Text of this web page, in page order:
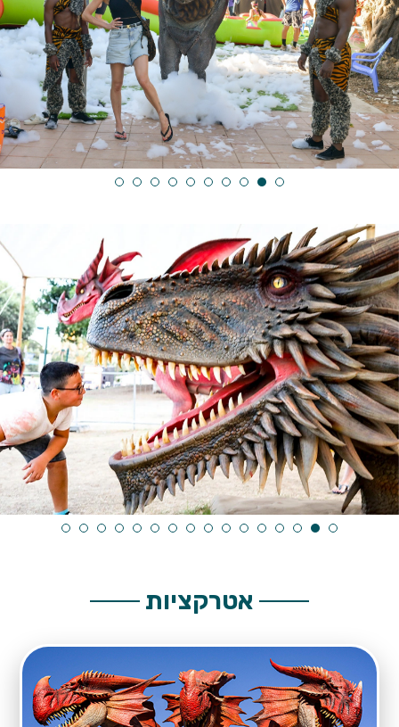
אטרקציות